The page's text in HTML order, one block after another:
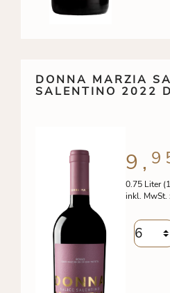
DONNA MARZIA
SALENTINO 2022
0.75 Liter
inkl. MwSt.
9,